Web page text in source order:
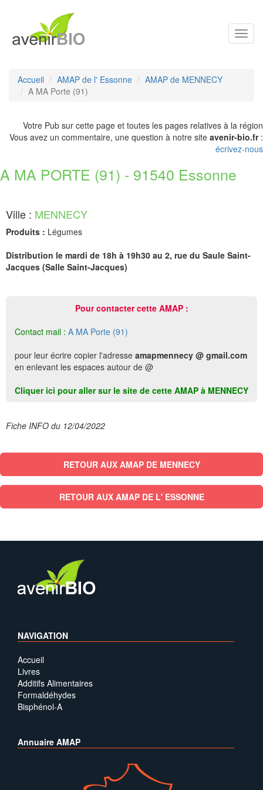
Accueil AMAP de l' Essonne
AMAP de MENNECY
A MA Porte (91)
Votre Pub sur cette page et toutes les pages relatives à la région
Vous avez un commentaire, une question à notre site avenir-bio.fr:
écrivez-nous
A MA PORTE (91) - 91540 Essonne
Ville : MENNECY
Produits : Légumes
Distribution le mardi de 18h à 19h30 au 2, rue du Saule Saint-
Jacques (Salle Saint-Jacques)
Pour contacter cette AMAP :
Contact mail : A MA Porte (91)
pour leur écrire copier l'adresse amapmennecy @ gmail.com
en enlevant les espaces autour de @
Cliquer ici pour aller sur le site de cette AMAP à MENNECY
Fiche INFO du 12/04/2022
RETOUR AUX AMAP DE MENNECY
RETOUR AUX AMAP DE L' ESSONNE
NAVIGATION
Accueil
Livres
Additifs Alimentaires
Formaldéhydes
Bisphénol-A
Annuaire AMAP